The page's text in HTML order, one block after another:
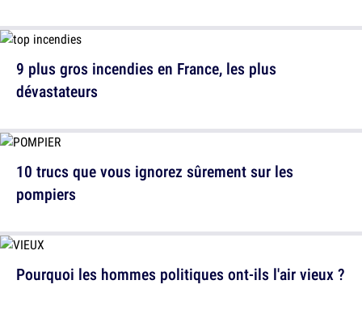
10 trucs que vous ignorez sûrement sur les
pompiers
9 plus gros incendies en France, les plus
dévastateurs
Pourquoi les hommes politiques ont-ils l'air vieux ?